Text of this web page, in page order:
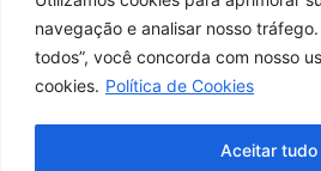
navegação e analisar nosso
todos”, você concorda com nosso
cookies. Política de Cookies
Aceitar tudo
Horários de atendimento:
Whatsapp: (21) 2569-2398